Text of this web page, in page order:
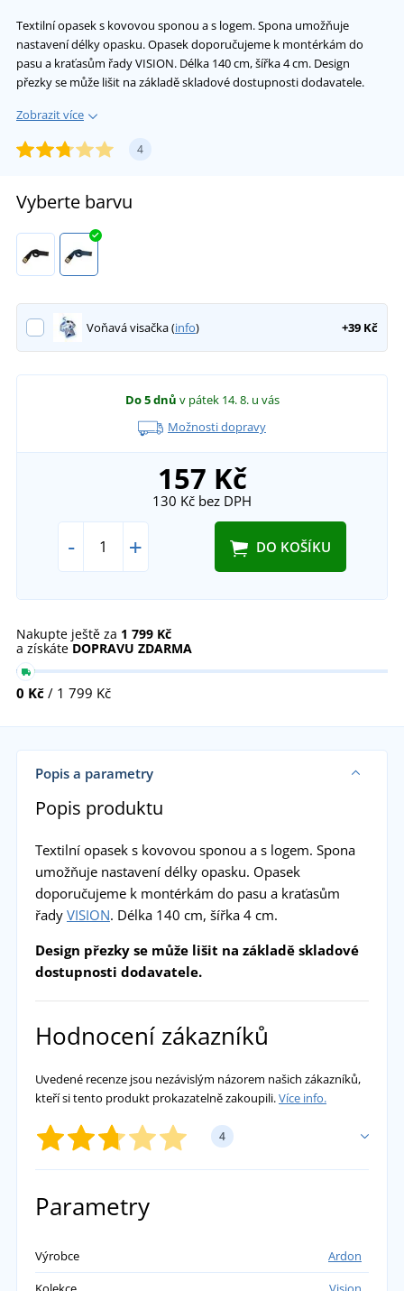
Textilní opasek s kovovou sponou a s logem. Spona umožňuje
nastavení délky opasku. Opasek doporučujeme k montérkám do
pasu a kraťasům řady VISION. Délka 140 cm, šířka 4 cm. Design
přezky se může lišit na základě skladové dostupnosti dodavatele.
Zobrazit více
4
Vyberte barvu
Voňavá visačka (info) +39 Kč
Do 5 dnů v pátek 14. 8. u vás
Možnosti dopravy
157 Kč
130 Kč bez DPH
- + DO KOŠÍKU
Nakupte ještě za 1 799 Kč
a získáte DOPRAVU ZDARMA
0 Kč / 1 799 Kč
Popis a parametry
Popis produktu
Textilní opasek s kovovou sponou a s logem. Spona
umožňuje nastavení délky opasku. Opasek
doporučujeme k montérkám do pasu a kraťasům
řady VISION. Délka 140 cm, šířka 4 cm.
Design přezky se může lišit na základě skladové
dostupnosti dodavatele.
Hodnocení zákazníků
Uvedené recenze jsou nezávislým názorem našich zákazníků,
kteří si tento produkt prokazatelně zakoupili.Více info.
4
Jan Tkadleček
Dobrý den, je nám líto, že Vám dorazil pásek
Parametry
Výrobce
Ardon